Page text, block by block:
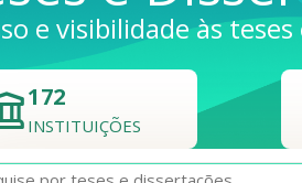
e visibilidade às
172
INSTITUIÇÕES